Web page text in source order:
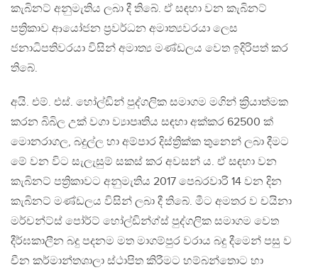
කැබිනට් අනුමැතිය ලබා දී තිබේ. ඒ සඳහා වන කැබිනට්
පත්‍රිකාව ආයෝජන ප්‍රවර්ධන අමාත්‍යවරයා ලෙස
ජනාධිපතිවරයා විසින් අමාත්‍ය මණ්ඩලය වෙත ඉදිරිපත් කර
තිබේ.
අයි. එම්. එස්. හෝල්ඩින් පුද්ගලික සමාගම මගින් ක්‍රියාත්මක
කරන බිබිල උක් වගා ව්‍යාපෘතිය සඳහා අක්කර 62500 ක්
මොනරාගල, බදුල්ල හා අම්පාර දිස්ත්‍රික්ක තුනෙන් ලබා දීමට
මේ වන විට සැලැසුම් සකස් කර අවසන් ය. ඒ සඳහා වන
කැබිනට් පත්‍රිකාවට අනුමැතිය 2017 පෙබරවාරි 14 වන දින
කැබිනට් මණ්ඩලය විසින් ලබා දී තිබේ. මීට අමතර ව චයිනා
මර්චන්ට්ස් පෝර්ට් හෝල්ඩින්ග්ස් පුද්ගලික සමාගම වෙත
දීර්ඝකාලීන බදු පදනම මත මාගම්පුර වරාය බදු දීමෙන් පසු ව
චීන කර්මාන්තශාලා ස්ථාපිත කිරීමට හම්බන්තොට හා